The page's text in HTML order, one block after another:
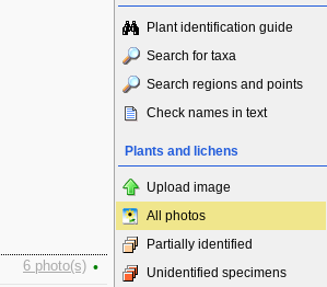
6 photo(s) •
Plant identification guide
Search for taxa
Search regions and points
Check names in text
Plants and lichens
Upload image
All photos
Partially identified
Unidentified specimens